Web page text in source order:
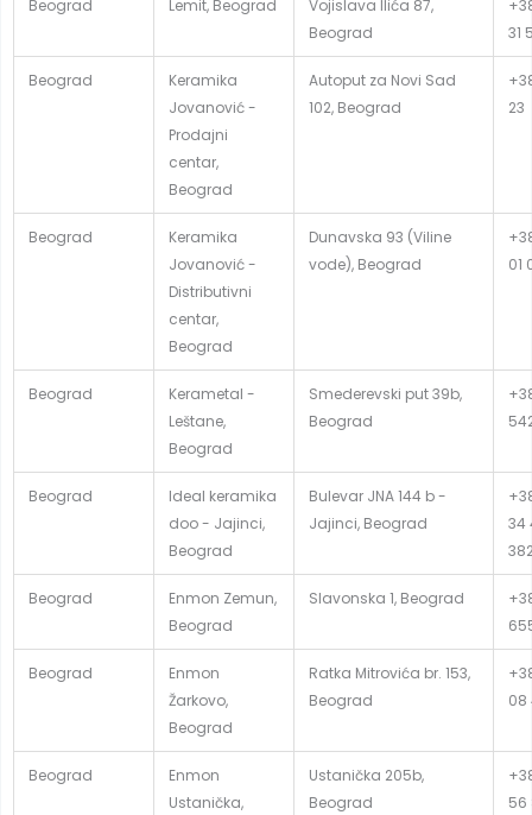
Beograd Lemit, Beograd
Vojislava Ilića 87,
Beograd
31
Beograd
Keramika
Jovanović -
Prodajni
centar,
Beograd
Autoput za Novi Sad
102, Beograd
23
Beograd
Keramika
Jovanović -
Distributivni
centar,
Beograd
Dunavska 93 (Viline
vode), Beograd
01
Beograd
Kerametal -
Leštane,
Beograd
Smederevski put 39b,
Beograd
Beograd
Ideal keramika
doo - Jajinci,
Beograd
Bulevar JNA 144 b -
Jajinci, Beograd
34
Beograd
Enmon Zemun,
Beograd
Slavonska 1, Beograd
Beograd
Enmon
Žarkovo,
Beograd
Ratka Mitrovića br. 153,
Beograd
08
Beograd
Enmon
Ustanička,
Ustanička 205b,
Beograd
56